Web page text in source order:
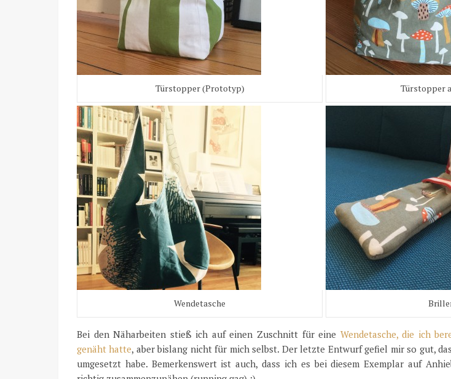
Türstopper (Prototyp) Türstopper
Wendetasche
Bei den Näharbeiten stieß ich auf einen Zuschnitt für eine Wendetasche, die ich
genäht hatte, aber bislang nicht für mich selbst. Der letzte Entwurf gefiel mir so gut,
umgesetzt habe. Bemerkenswert ist auch, dass ich es bei diesem Exemplar auf